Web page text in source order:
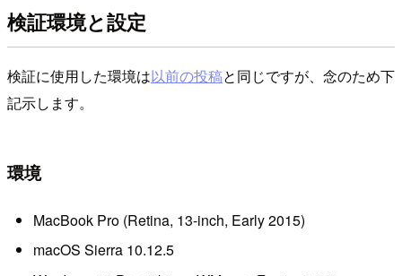
検証環境と設定
検証に使用した環境は以前の投稿と同じですが、念のため下
記示します。
環境
MacBook Pro (Retina, 13-inch, Early 2015)
macOS Sierra 10.12.5